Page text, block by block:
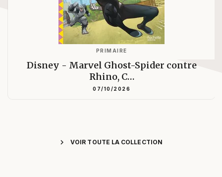
PRIMAIRE
Disney - Marvel Ghost-Spider contre
Rhino, C…
07/10/2026
chevron_right VOIR TOUTE LA COLLECTION